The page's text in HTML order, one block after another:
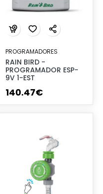
PROGRAMADORES
RAIN BIRD -
PROGRAMADOR ESP-
9V 1-EST
140.47€